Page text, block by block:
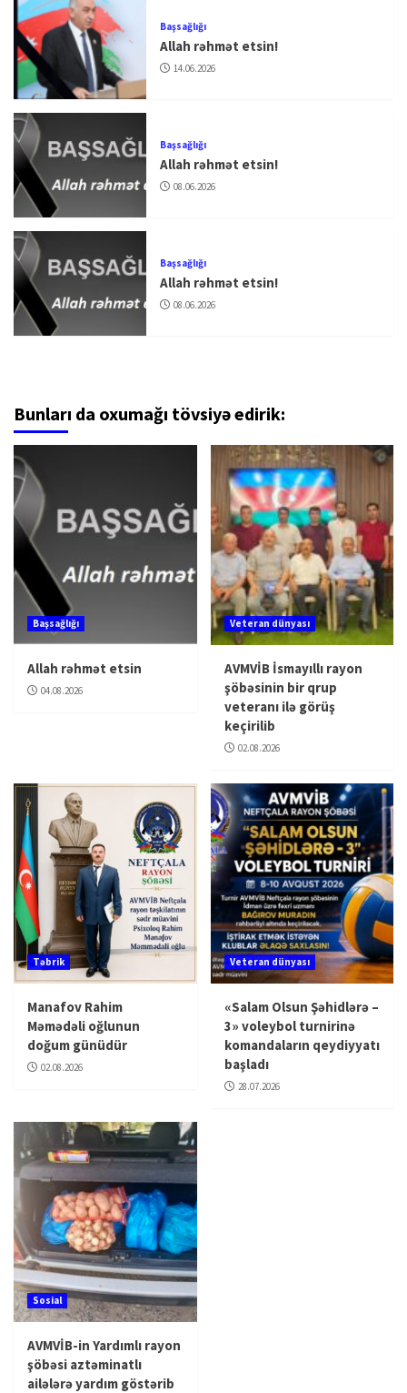
Başsağlığı
Allah rəhmət etsin!
14.06.2026
Başsağlığı
Allah rəhmət etsin!
08.06.2026
Başsağlığı
Allah rəhmət etsin!
08.06.2026
Bunları da oxumağı tövsiyə edirik:
Başsağlığı
Allah rəhmət etsin
04.08.2026
Veteran dünyası
AVMVİB İsmayıllı rayon
şöbəsinin bir qrup
veteranı ilə görüş
keçirilib
02.08.2026
Təbrik
Manafov Rahim
Məmədəli oğlunun
doğum günüdür
02.08.2026
Veteran dünyası
«Salam Olsun Şəhidlərə –
3» voleybol turnirinə
komandaların qeydiyyatı
başladı
28.07.2026
Sosial
AVMVİB-in Yardımlı rayon
şöbəsi aztəminatlı
ailələrə yardım göstərib